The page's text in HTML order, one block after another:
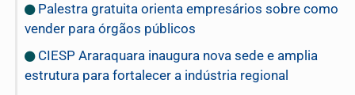
Palestra gratuita orienta empresários sobre como
vender para órgãos públicos
CIESP Araraquara inaugura nova sede e amplia
estrutura para fortalecer a indústria regional